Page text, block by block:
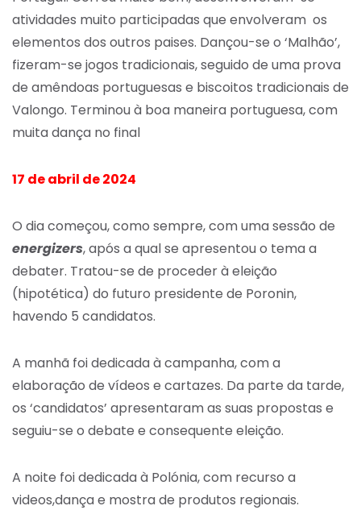
atividades muito participadas que envolveram os
elementos dos outros paises. Dançou-se o ‘Malhão’,
fizeram-se jogos tradicionais, seguido de uma prova
de amêndoas portuguesas e biscoitos tradicionais de
Valongo. Terminou à boa maneira portuguesa, com
muita dança no final
17 de abril de 2024
O dia começou, como sempre, com uma sessão de
energizers, após a qual se apresentou o tema a
debater. Tratou-se de proceder à eleição
(hipotética) do futuro presidente de Poronin,
havendo 5 candidatos.
A manhã foi dedicada à campanha, com a
elaboração de vídeos e cartazes. Da parte da tarde,
os ‘candidatos’ apresentaram as suas propostas e
seguiu-se o debate e consequente eleição.
A noite foi dedicada à Polónia, com recurso a
videos,dança e mostra de produtos regionais.